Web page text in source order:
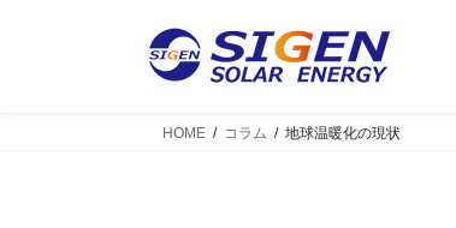
HOME コラム 地球温暖化の現状